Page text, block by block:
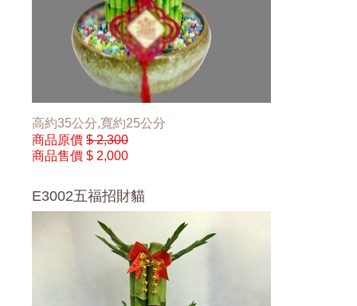
高約35公分,寬約25公分
商品原價 $ 2,300
商品售價 $ 2,000
E3002五福招財貓